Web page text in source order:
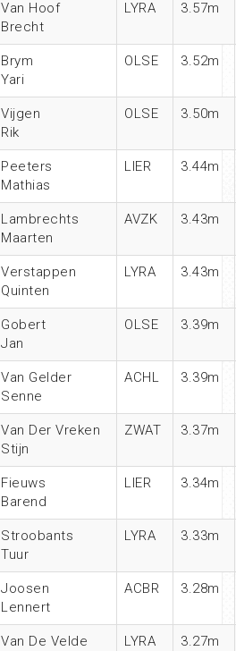
Van Hoof
Brecht
LYRA 3.57m
Brym
Yari
OLSE 3.52m
Vijgen
Rik
OLSE 3.50m
Peeters
Mathias
LIER 3.44m
Lambrechts
Maarten
AVZK 3.43m
Verstappen
Quinten
LYRA 3.43m
Gobert
Jan
OLSE 3.39m
Van Gelder
Senne
ACHL 3.39m
Van Der Vreken
Stijn
ZWAT 3.37m
Fieuws
Barend
LIER 3.34m
Stroobants
Tuur
LYRA 3.33m
Joosen
Lennert
ACBR 3.28m
Van De Velde
LYRA 3.27m